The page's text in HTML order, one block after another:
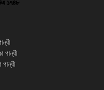
গান্ধী
গান্ধী